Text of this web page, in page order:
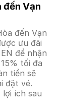
đến Vạn
đến Vạn
ưu đãi
để nhận
tối đa
tiền sẽ
đặt vé.
ích sau